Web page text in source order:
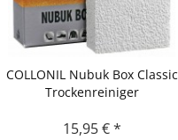
COLLONIL Nubuk Box Classic
Trockenreiniger
15,95 € *